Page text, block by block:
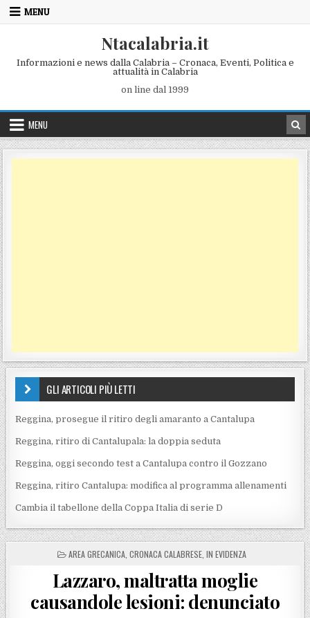
Skip to content
MENU
Ntacalabria.it
Informazioni e news dalla Calabria – Cronaca, Eventi, Politica e
attualità in Calabria
on line dal 1999
MENU
GLI ARTICOLI PIÙ LETTI
Reggina, prosegue il ritiro degli amaranto a Cantalupa
Reggina, ritiro di Cantalupala: la doppia seduta
Reggina, oggi secondo test a Cantalupa contro il Gozzano
Reggina, ritiro Cantalupa: modifica al programma allenamenti
Cambia il tabellone della Coppa Italia di serie D
POSTED IN
AREA GRECANICA, CRONACA CALABRESE, IN EVIDENZA
Lazzaro, maltratta moglie
causandole lesioni: denunciato